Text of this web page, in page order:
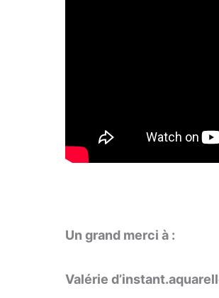
Un grand merci à :
Valérie